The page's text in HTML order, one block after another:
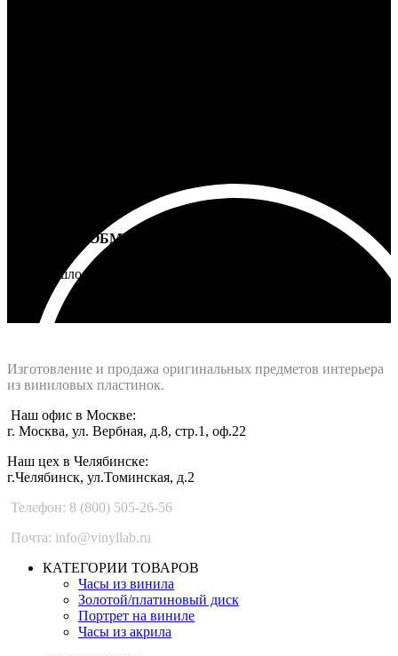
ВОЗВРАТ И ОБМЕН
Не подошло - вернем деньги
Изготовление и продажа оригинальных предметов интерьера
из виниловых пластинок.
Наш офис в Москве:
г. Москва, ул. Вербная, д.8, стр.1, оф.22
Наш цех в Челябинске:
г.Челябинск, ул.Томинская, д.2
Телефон: 8 (800) 505-26-56
Почта: info@vinyllab.ru
КАТЕГОРИИ ТОВАРОВ
Часы из винила
Золотой/платиновый диск
Портрет на виниле
Часы из акрила